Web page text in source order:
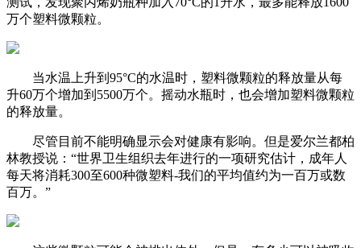
万个塑料微颗粒。
当水温上升到 95°C的水温时，塑料微颗粒的释放量从每
升60万个增加到 5500万个。摇动水瓶时，也会增加塑料微颗粒
的释放量。
尽管目前不能明确显示会对健康有影响。但是爱尔兰都柏
林教授说：“世界卫生组织去年进行的一项研究估计，成年人
每天将消耗300至600种微塑料-我们的平均值约为一百万或数
百万。”